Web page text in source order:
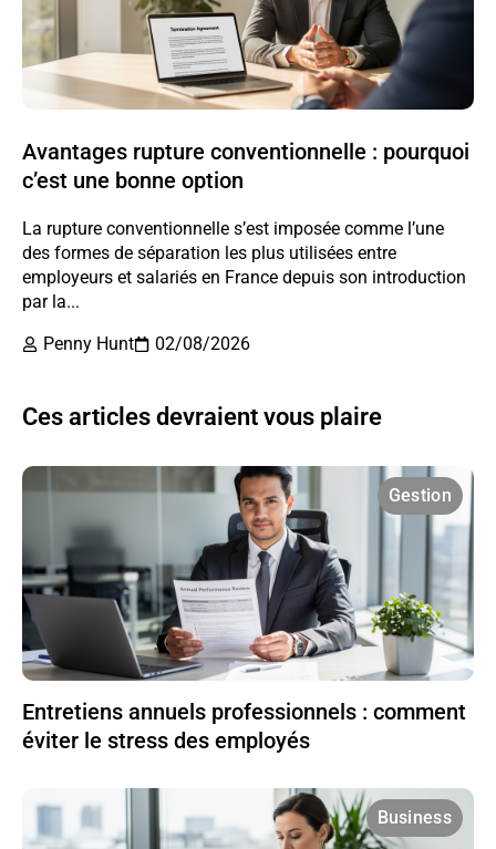
Avantages rupture conventionnelle : pourquoi
c’est une bonne option
La rupture conventionnelle s’est imposée comme l’une
des formes de séparation les plus utilisées entre
employeurs et salariés en France depuis son introduction
par la...
Penny Hunt
02/08/2026
Ces articles devraient vous plaire
Gestion
Entretiens annuels professionnels : comment
éviter le stress des employés
Business